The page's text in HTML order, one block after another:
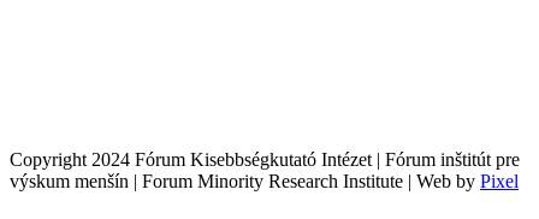
Copyright 2024 Fórum Kisebbségkutató Intézet | Fórum inštitút pre
výskum menšín | Forum Minority Research Institute | Web by Pixel